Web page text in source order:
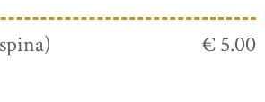
€ 5.00